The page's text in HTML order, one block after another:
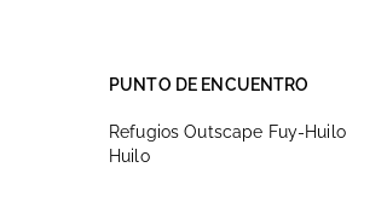
PUNTO DE ENCUENTRO
Refugios Outscape Fuy-Huilo
Huilo